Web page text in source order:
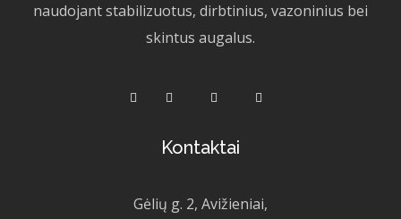
naudojant stabilizuotus, dirbtinius, vazoninius bei
skintus augalus.
Kontaktai
Gėlių g. 2, Avižieniai,